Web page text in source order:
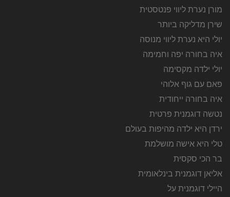
מורן נערת ליווי פנטסטית
שירן מדליקה ביותר
יולי היא נערת ליווי מנוסה
איה בחורה יפה וחמימה
יולי ילדה מקסימה
פאם עם גוף אלוהי
איה בחורה ייחודית
נטשה דוגמנית פרטית
ירדן היא ילדה מהיפות בעולם
טלי היא אישה מושלמת
בר הכי סקסית
אליאן דוגמנית בינלאומית
היילי דוגמנית על